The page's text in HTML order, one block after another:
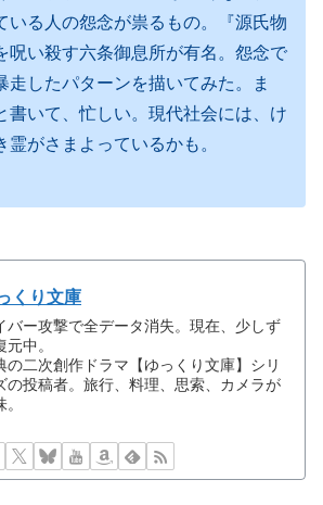
いる人の怨念が祟るもの。『源氏物
呪い殺す六条御息所が有名。怨念で
走したパターンを描いてみた。ま
書いて、忙しい。現代社会には、け
霊がさまよっているかも。
くり文庫
バー攻撃で全データ消失。現在、少しず
元中。
の二次創作ドラマ【ゆっくり文庫】シリ
の投稿者。旅行、料理、思索、カメラが